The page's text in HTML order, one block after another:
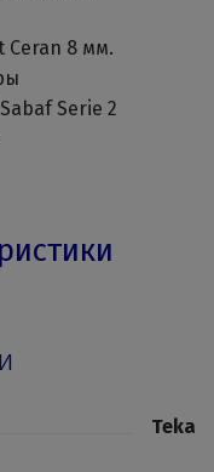
Ceran 8 мм.
Serie 2
Teka